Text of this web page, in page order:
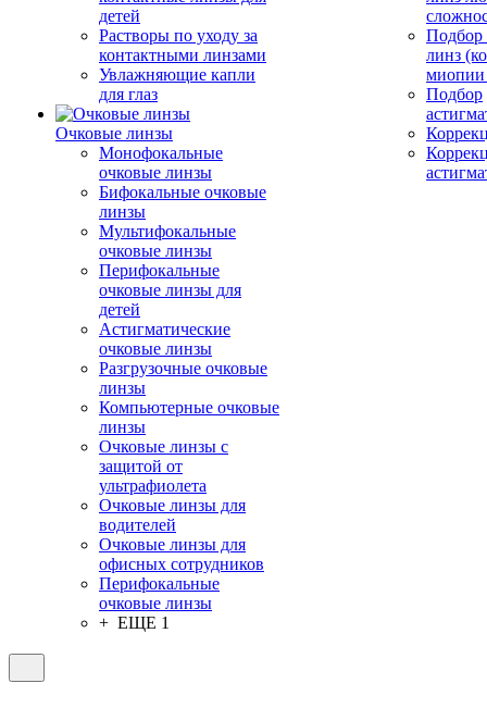
детей
Растворы по уходу за
контактными линзами
Увлажняющие капли
для глаз
Очковые линзы
Монофокальные
очковые линзы
Бифокальные очковые
линзы
Мультифокальные
очковые линзы
Перифокальные
очковые линзы для
детей
Астигматические
очковые линзы
Разгрузочные очковые
линзы
Компьютерные очковые
линзы
Очковые линзы с
защитой от
ультрафиолета
Очковые линзы для
водителей
Очковые линзы для
офисных сотрудников
Перифокальные
очковые линзы
+ ЕЩЕ 1
Подбор
линз
миопии
Подбор